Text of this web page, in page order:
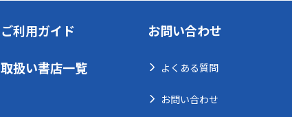
ご利用ガイド
取扱い書店一覧
お問い合わせ
よくある質問
お問い合わせ